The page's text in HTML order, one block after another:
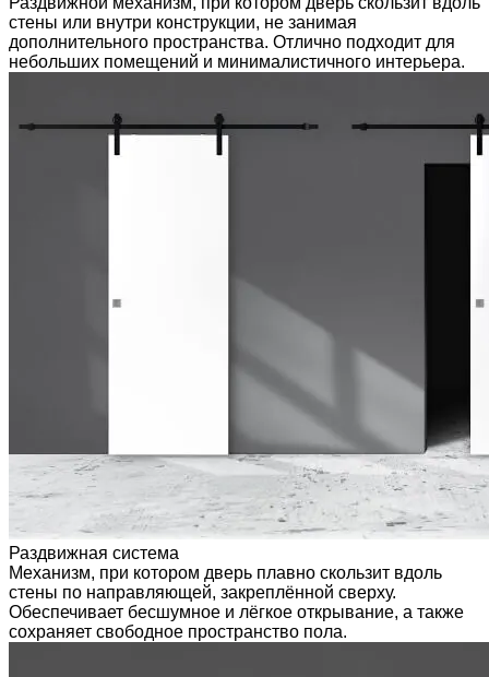
стены или внутри конструкции, не занимая
дополнительного пространства. Отлично подходит для
небольших помещений и минималистичного интерьера.
Раздвижная система
Механизм, при котором дверь плавно скользит вдоль
стены по направляющей, закреплённой сверху.
Обеспечивает бесшумное и лёгкое открывание, а также
сохраняет свободное пространство пола.